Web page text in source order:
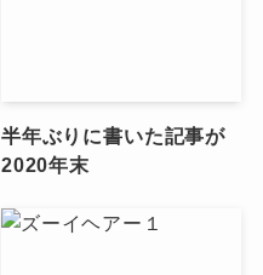
半年ぶりに書いた記事が
2020年末